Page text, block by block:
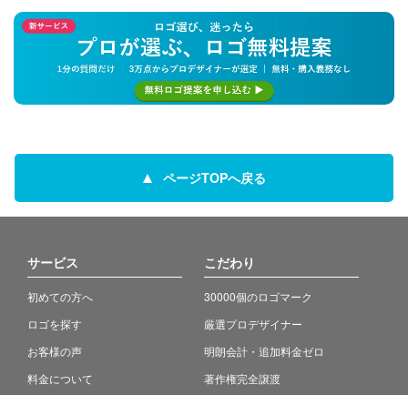
ページTOPへ戻る
サービス
初めての方へ
ロゴを探す
お客様の声
料金について
こだわり
30000個のロゴマーク
厳選プロデザイナー
明朗会計・追加料金ゼロ
著作権完全譲渡